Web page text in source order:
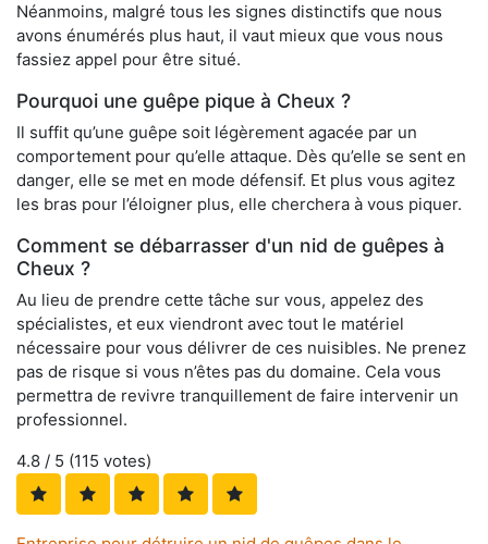
Néanmoins, malgré tous les signes distinctifs que nous
avons énumérés plus haut, il vaut mieux que vous nous
fassiez appel pour être situé.
Pourquoi une guêpe pique à Cheux ?
Il suffit qu’une guêpe soit légèrement agacée par un
comportement pour qu’elle attaque. Dès qu’elle se sent en
danger, elle se met en mode défensif. Et plus vous agitez
les bras pour l’éloigner plus, elle cherchera à vous piquer.
Comment se débarrasser d'un nid de guêpes à
Cheux ?
Au lieu de prendre cette tâche sur vous, appelez des
spécialistes, et eux viendront avec tout le matériel
nécessaire pour vous délivrer de ces nuisibles. Ne prenez
pas de risque si vous n’êtes pas du domaine. Cela vous
permettra de revivre tranquillement de faire intervenir un
professionnel.
4.8 / 5 (115 votes)